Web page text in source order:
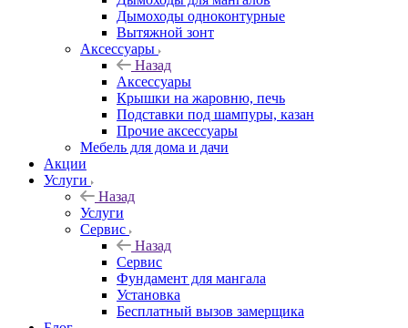
Дымоходы одноконтурные
Вытяжной зонт
Аксессуары
Назад
Аксессуары
Крышки на жаровню, печь
Подставки под шампуры, казан
Прочие аксессуары
Мебель для дома и дачи
Акции
Услуги
Назад
Услуги
Сервис
Назад
Сервис
Фундамент для мангала
Установка
Бесплатный вызов замерщика